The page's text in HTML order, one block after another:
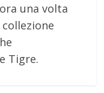
una volta
Tigre.